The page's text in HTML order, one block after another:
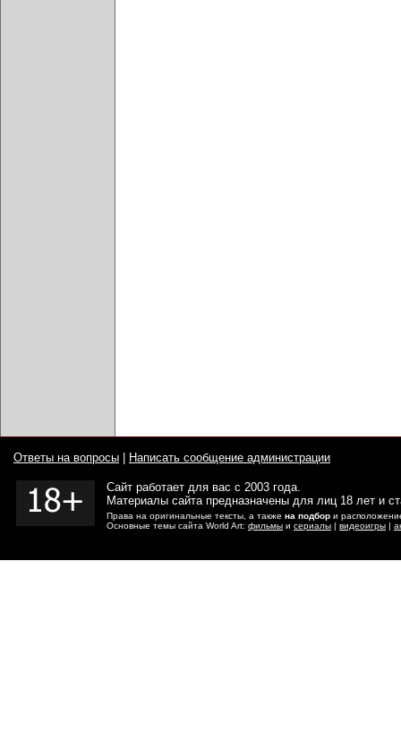
Ответы на вопросы Написать сообщение администрации
Сайт работает для вас с 2003 года.
Материалы сайта предназначены для лиц 18 лет и
Права на оригинальные тексты, а также на подбор и
Основные темы сайта World Art: фильмы и сериалы | видеоигры |